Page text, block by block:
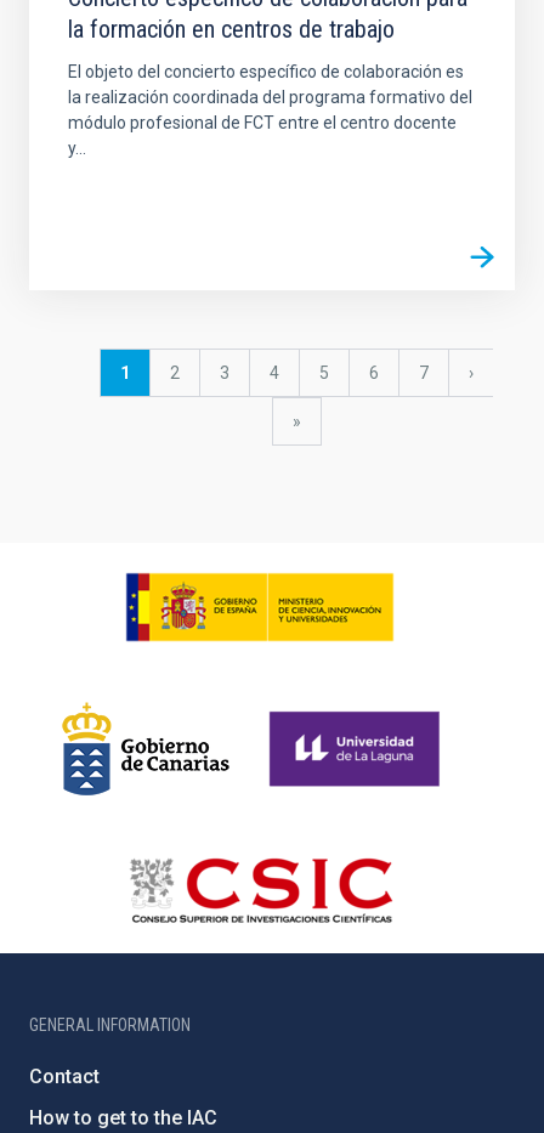
la formación en centros de trabajo
El objeto del concierto específico de colaboración es
la realización coordinada del programa formativo del
módulo profesional de FCT entre el centro docente
y...
Current
1 Page
2 Page
3 Page
4 Page
5 Page
6 Page
7
Next
›
last
»
GENERAL INFORMATION
Contact
How to get to the IAC